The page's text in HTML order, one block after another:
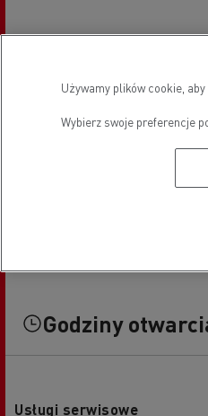
Godziny
Usługi serwisowe
Używamy plików cookie,
Wybierz swoje preferencje